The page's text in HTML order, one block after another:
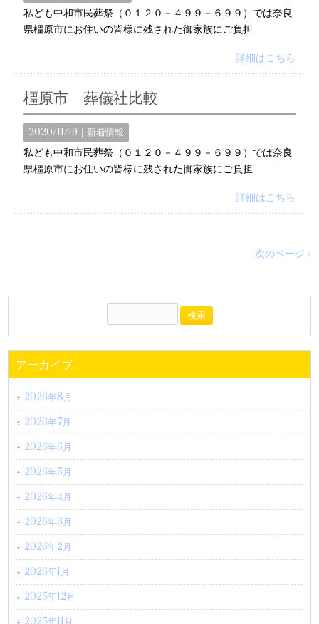
私ども中和市民葬祭（０１２０－４９９－６９９）では奈良
県橿原市にお住いの皆様に残された御家族にご負担
詳細はこちら
橿原市 葬儀社比較
2020/11/19｜新着情報
私ども中和市民葬祭（０１２０－４９９－６９９）では奈良
県橿原市にお住いの皆様に残された御家族にご負担
詳細はこちら
次のページ »
アーカイブ
2026年8月
2026年7月
2026年6月
2026年5月
2026年4月
2026年3月
2026年2月
2026年1月
2025年12月